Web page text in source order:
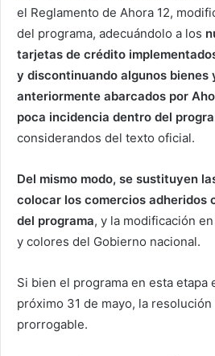
el Reglamento de Ahora 12,
del programa, adecuándolo a los
tarjetas de crédito
y discontinuando algunos bienes
anteriormente abarcados por
poca incidencia dentro del
considerandos del texto oficial.
Del mismo modo, se sustituyen
colocar los comercios adheridos
del programa, y la modificación
y colores del Gobierno nacional.
Si bien el programa en esta etapa
próximo 31 de mayo, la
prorrogable.